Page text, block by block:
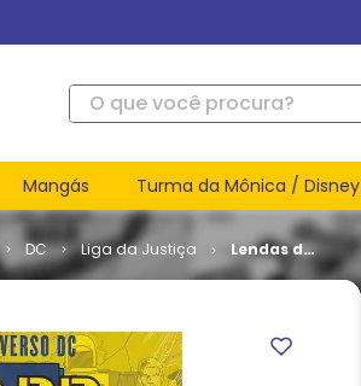
O que você procura?
Mangás Turma da Mônica / Disney
DC Liga da Justiça
Lendas do
Universo
- J.M.
DeMatteis